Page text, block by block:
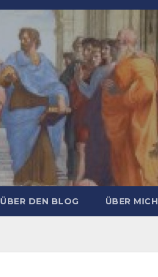
ÜBER DEN BLOG ÜBER MICH